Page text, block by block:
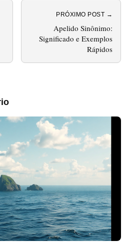
PRÓXIMO POST →
Apelido Sinônimo:
Significado e Exemplos
Rápidos